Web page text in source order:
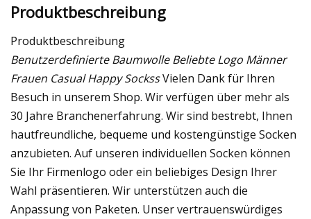
Produktbeschreibung
Produktbeschreibung
Benutzerdefinierte Baumwolle Beliebte Logo Männer
Frauen Casual Happy SockssVielen Dank für Ihren
Besuch in unserem Shop. Wir verfügen über mehr als
30 Jahre Branchenerfahrung. Wir sind bestrebt, Ihnen
hautfreundliche, bequeme und kostengünstige Socken
anzubieten. Auf unseren individuellen Socken können
Sie Ihr Firmenlogo oder ein beliebiges Design Ihrer
Wahl präsentieren. Wir unterstützen auch die
Anpassung von Paketen. Unser vertrauenswürdiges